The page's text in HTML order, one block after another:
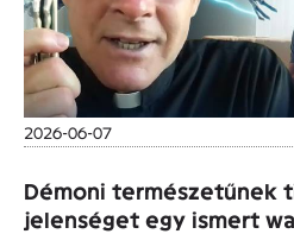
2026-06-07
Démoni természetűnek
jelenséget egy ismert